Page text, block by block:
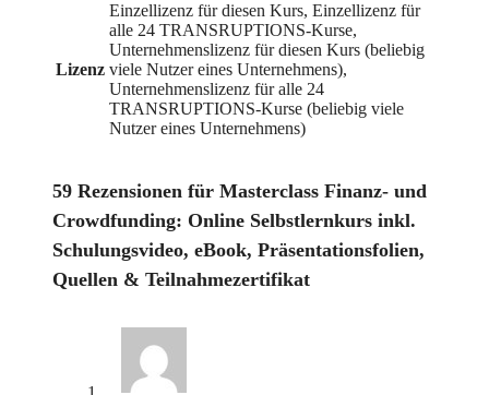
Lizenz
Einzellizenz für diesen Kurs, Einzellizenz für
alle 24 TRANSRUPTIONS-Kurse,
Unternehmenslizenz für diesen Kurs (beliebig
viele Nutzer eines Unternehmens),
Unternehmenslizenz für alle 24
TRANSRUPTIONS-Kurse (beliebig viele
Nutzer eines Unternehmens)
59 Rezensionen für Masterclass Finanz- und
Crowdfunding: Online Selbstlernkurs inkl.
Schulungsvideo, eBook, Präsentationsfolien,
Quellen & Teilnahmezertifikat